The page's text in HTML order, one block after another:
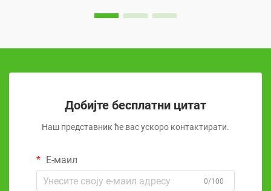
Добијте бесплатни цитат
Наш представник ће вас ускоро контактирати.
Е-маил
0/100